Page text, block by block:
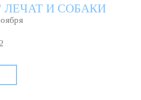
ЛЕЧАТ И СОБАКИ